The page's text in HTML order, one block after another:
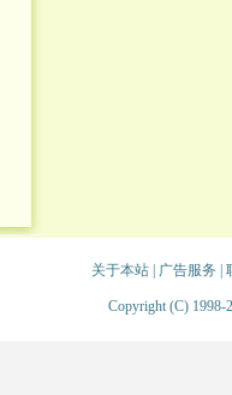
关于本站| 广告服务
Copyright (C) 1998-